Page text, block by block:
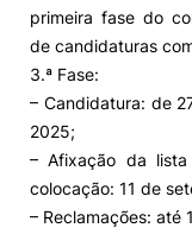
primeira fase do
de candidaturas
3.ª Fase:
– Candidatura: de
2025;
– Afixação da
colocação: 11 de
– Reclamações: até